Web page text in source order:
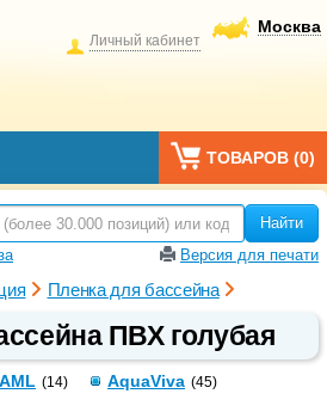
Москва
Личный кабинет
ТОВАРОВ (0)
Найти
Версия для печати
Пленка для бассейна
ПВХ голубая
AML (14) AquaViva (45)